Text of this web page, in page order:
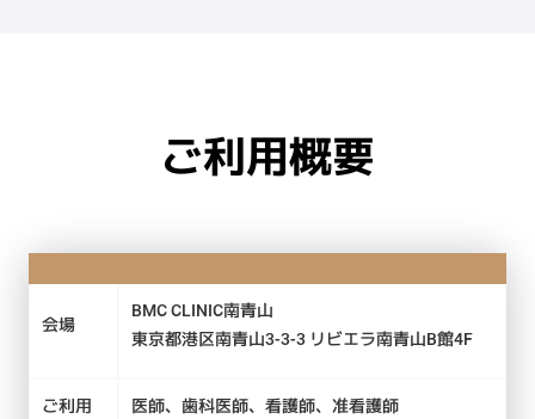
ご利用概要
会場
BMC CLINIC南青山
東京都港区南青山3-3-3 リビエラ南青山B館4F
ご利用
医師、歯科医師、看護師、准看護師